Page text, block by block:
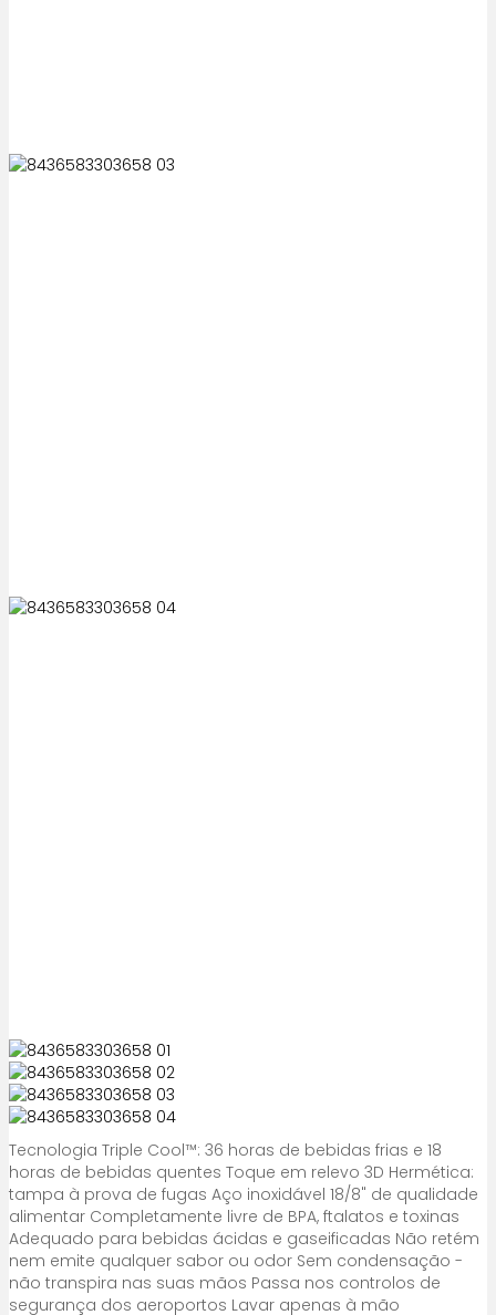
Tecnologia Triple Cool™: 36 horas de bebidas frias e 18
horas de bebidas quentes Toque em relevo 3D Hermética:
tampa à prova de fugas Aço inoxidável 18/8" de qualidade
alimentar Completamente livre de BPA, ftalatos e toxinas
Adequado para bebidas ácidas e gaseificadas Não retém
nem emite qualquer sabor ou odor Sem condensação -
não transpira nas suas mãos Passa nos controlos de
segurança dos aeroportos Lavar apenas à mão